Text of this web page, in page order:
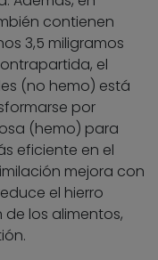
contienen
3,5 miligramos
el
(no hemo) está
por
(hemo) para
eficiente en el
mejora con
el hierro
los alimentos,